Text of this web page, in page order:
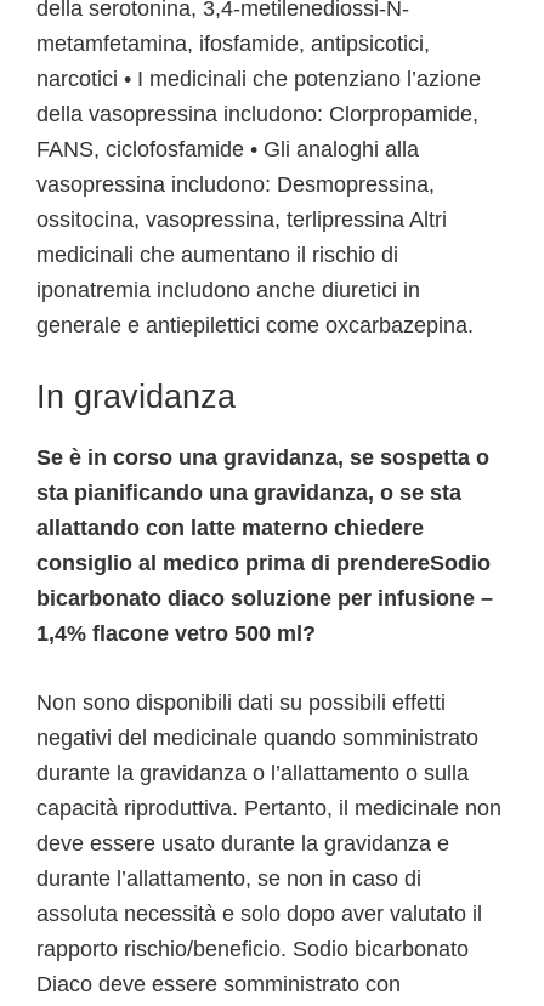
della serotonina, 3,4-metilenediossi-N-
metamfetamina, ifosfamide, antipsicotici,
narcotici • I medicinali che potenziano l’azione
della vasopressina includono: Clorpropamide,
FANS, ciclofosfamide • Gli analoghi alla
vasopressina includono: Desmopressina,
ossitocina, vasopressina, terlipressina Altri
medicinali che aumentano il rischio di
iponatremia includono anche diuretici in
generale e antiepilettici come oxcarbazepina.
In gravidanza
Se è in corso una gravidanza, se sospetta o
sta pianificando una gravidanza, o se sta
allattando con latte materno chiedere
consiglio al medico prima di prendereSodio
bicarbonato diaco soluzione per infusione –
1,4% flacone vetro 500 ml?
Non sono disponibili dati su possibili effetti
negativi del medicinale quando somministrato
durante la gravidanza o l’allattamento o sulla
capacità riproduttiva. Pertanto, il medicinale non
deve essere usato durante la gravidanza e
durante l’allattamento, se non in caso di
assoluta necessità e solo dopo aver valutato il
rapporto rischio/beneficio. Sodio bicarbonato
Diaco deve essere somministrato con